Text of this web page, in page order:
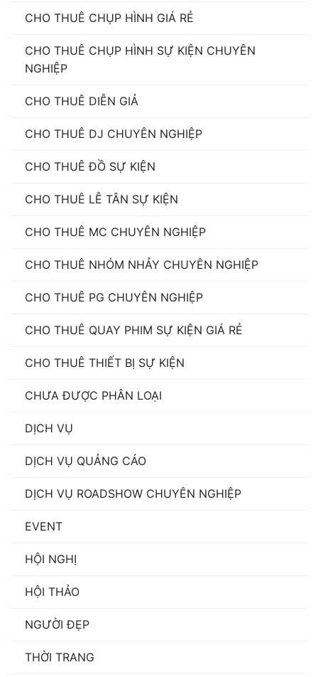
CHO THUÊ CHỤP HÌNH GIÁ RẺ
CHO THUÊ CHỤP HÌNH SỰ KIỆN CHUYÊN
NGHIỆP
CHO THUÊ DIỄN GIẢ
CHO THUÊ DJ CHUYÊN NGHIỆP
CHO THUÊ ĐỒ SỰ KIỆN
CHO THUÊ LỄ TÂN SỰ KIỆN
CHO THUÊ MC CHUYÊN NGHIỆP
CHO THUÊ NHÓM NHẢY CHUYÊN NGHIỆP
CHO THUÊ PG CHUYÊN NGHIỆP
CHO THUÊ QUAY PHIM SỰ KIỆN GIÁ RẺ
CHO THUÊ THIẾT BỊ SỰ KIỆN
CHƯA ĐƯỢC PHÂN LOẠI
DỊCH VỤ
DỊCH VỤ QUẢNG CÁO
DỊCH VỤ ROADSHOW CHUYÊN NGHIỆP
EVENT
HỘI NGHỊ
HỘI THẢO
NGƯỜI ĐẸP
THỜI TRANG